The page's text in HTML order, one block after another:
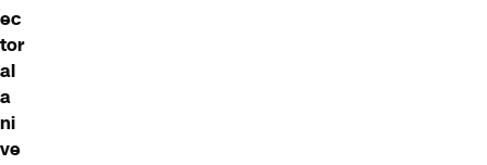
ec
tor
al
a
ni
ve